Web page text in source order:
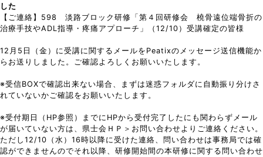
した
【ご連絡】598 淡路ブロック研修「第４回研修会 橈骨遠位端骨折の
治療手技やADL指導・疼痛アプローチ」（12/10）受講確定の皆様
12月5日（金）に受講に関するメールをPeatixのメッセージ送信機能か
らお送りしました。ご確認よろしくお願いいたします。
※受信BOXで確認出来ない場合、まずは迷惑フォルダに自動振り分けさ
れていないかご確認をお願いいたします。
※受付期日（HP参照）までにHPから受付完了したにも関わらずメール
が届いていない方は、県士会ＨＰ＞お問い合わせよりご連絡ください。
ただし12/10（水）16時以降に受けた連絡、問い合わせは事務局では確
認ができませんのでそれ以降、研修開始間の本研修に関する問い合わせ